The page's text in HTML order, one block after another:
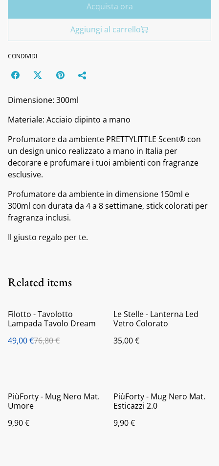
Acquista ora
Aggiungi al carrello
CONDIVIDI
Dimensione: 300ml
Materiale: Acciaio dipinto a mano
Profumatore da ambiente PRETTYLITTLE Scent® con
un design unico realizzato a mano in Italia per
decorare e profumare i tuoi ambienti con fragranze
esclusive.
Profumatore da ambiente in dimensione 150ml e
300ml con durata da 4 a 8 settimane, stick colorati per
fragranza inclusi.
Il giusto regalo per te.
Related items
%
Filotto - Tavolotto
Lampada Tavolo Dream
49,00 €76,80 €
Le Stelle - Lanterna Led
Vetro Colorato
35,00 €
PiùForty - Mug Nero Mat.
Umore
9,90 €
PiùForty - Mug Nero Mat.
Esticazzi 2.0
9,90 €